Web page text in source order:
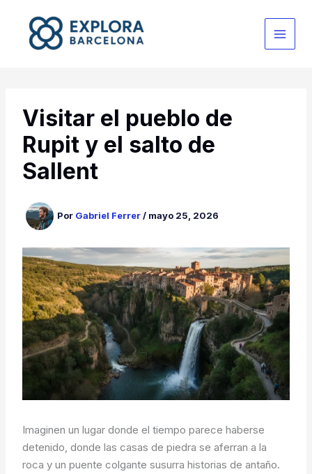
contenido
Visitar el pueblo de
Rupit y el salto de
Sallent
Por Gabriel Ferrer/ mayo 25, 2026
Imaginen un lugar donde el tiempo parece haberse
detenido, donde las casas de piedra se aferran a la
roca y un puente colgante susurra historias de antaño.